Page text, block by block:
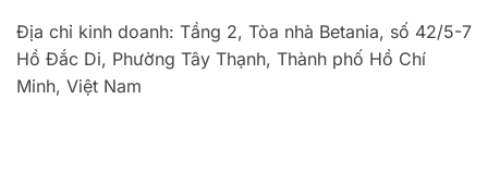
Địa chỉ kinh doanh: Tầng 2, Tòa nhà Betania, số 42/5-7
Hồ Đắc Di, Phường Tây Thạnh, Thành phố Hồ Chí
Minh, Việt Nam